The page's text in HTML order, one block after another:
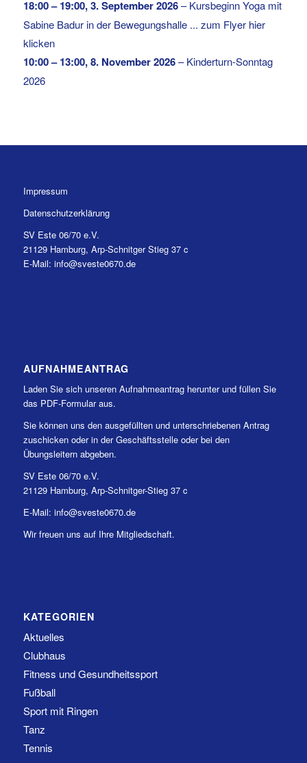
18:00– 19:00,3. September 2026–Kursbeginn Yoga mit
Sabine Badur in der Bewegungshalle ... zum Flyer hier
klicken
10:00– 13:00,8. November 2026–Kinderturn-Sonntag
2026
Impressum
Datenschutzerklärung
SV Este 06/70 e.V.
21129 Hamburg, Arp-Schnitger Stieg 37 c
E-Mail: info@sveste0670.de
AUFNAHMEANTRAG
Laden Sie sich unseren Aufnahmeantrag herunter und füllen Sie
das PDF-Formular aus.
Sie können uns den ausgefüllten und unterschriebenen Antrag
zuschicken oder in der Geschäftsstelle oder bei den
Übungsleitern abgeben.
SV Este 06/70 e.V.
21129 Hamburg, Arp-Schnitger-Stieg 37 c
E-Mail: info@sveste0670.de
Wir freuen uns auf Ihre Mitgliedschaft.
KATEGORIEN
Aktuelles
Clubhaus
Fitness und Gesundheitssport
Fußball
Sport mit Ringen
Tanz
Tennis